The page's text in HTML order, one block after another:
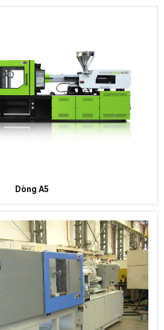
Dòng A5